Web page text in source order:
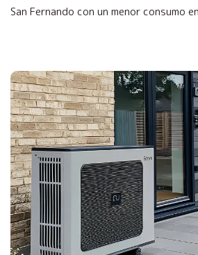
San Fernando con un menor consumo